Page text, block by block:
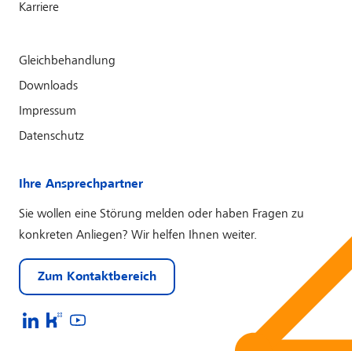
Karriere
Gleichbehandlung
Downloads
Impressum
Datenschutz
Ihre Ansprechpartner
Sie wollen eine Störung melden oder haben Fragen zu
konkreten Anliegen? Wir helfen Ihnen weiter.
Zum Kontaktbereich